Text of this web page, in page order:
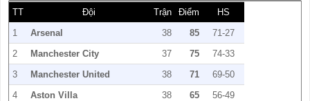
TT Đội Trận Điểm
HS
1
Arsenal 38 85
71-27
2
Manchester City 37 75
74-33
3
Manchester United 38 71
69-50
4
Aston Villa 38 65
56-49